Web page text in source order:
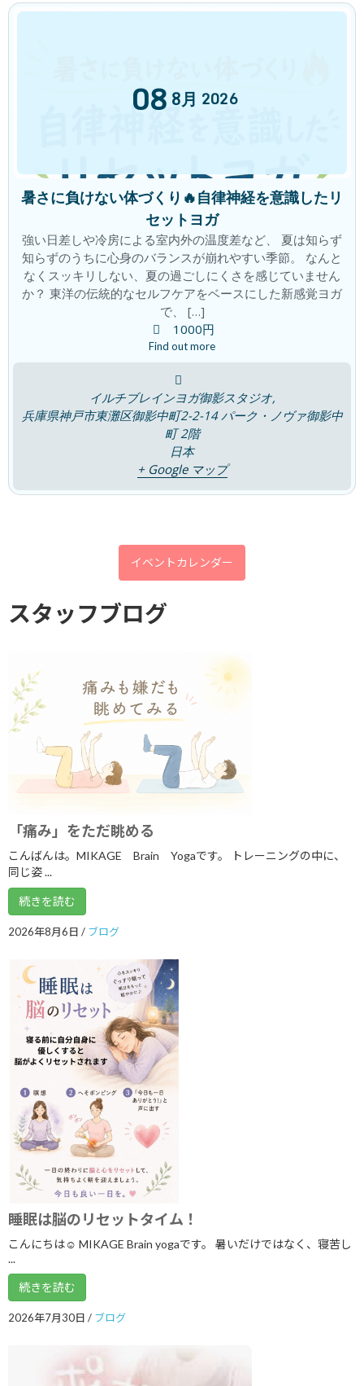
ブログ
翌朝が爽快！夜のリセット時間で朝が変
わる！
2026年6月19日
積み重ねた先に この変化！
心と頭がざわざわ。。。。すっきりしな
2026年6月11日
ブログ
口コミ
アーカイブ
2026年8月
2026年7月
2026年6月
2026年5月
2026年4月
2026年2月
2026年1月
2025年12月
2025年11月
2025年10月
2025年9月
2025年8月
2025年7月
2025年5月
2025年2月
08 8月 2026
暑さに負けない体づくり🔥自律神経を意識したリ
セットヨガ
強い日差しや冷房による室内外の温度差など、 夏は知らず
知らずのうちに心身のバランスが崩れやすい季節。 なんと
なくスッキリしない、夏の過ごしにくさを感じていません
か？ 東洋の伝統的なセルフケアをベースにした新感覚ヨガ
で、 […]
1000円
Find out more
イルチブレインヨガ御影スタジオ,
兵庫県神戸市東灘区御影中町2-2-14 パーク・ノヴァ御影中
町 2階
日本
+ Google マップ
イベントカレンダー
スタッフブログ
「痛み」をただ眺める
こんばんは。MIKAGE Brain Yogaです。 トレーニングの中に、
同じ姿 ...
続きを読む
2026年8月6日 / ブログ
睡眠は脳のリセットタイム！
こんにちは☺ MIKAGE Brain yogaです。 暑いだけではなく、寝苦し
...
続きを読む
2026年7月30日 / ブログ